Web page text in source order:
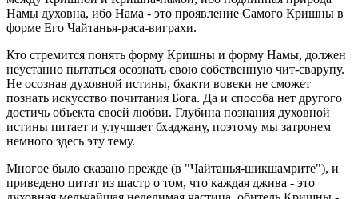
Намы духовна, ибо Нама - это проявление Самого Кришны в
форме Его Чайтанья-раса-виграхи.
Кто стремится понять форму Кришны и форму Намы, должен
неустанно пытаться осознать свою собственную чит-сварупу.
Не осознав духовной истины, бхакти вовеки не сможет
познать искусство почитания Бога. Да и способа нет другого
достичь объекта своей любви. Глубина познания духовной
истины питает и улучшает бхаджану, поэтому мы затронем
немного здесь эту тему.
Многое было сказано прежде (в "Чайтанья-шикшамрите"), и
приведено цитат из шастр о том, что каждая джива - это